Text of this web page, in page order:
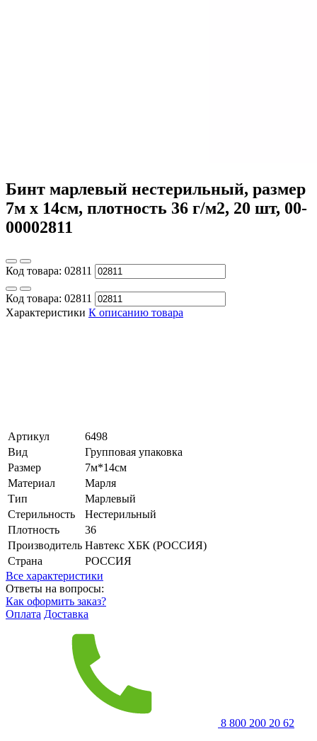
Бинт марлевый нестерильный, размер
7м х 14см, плотность 36 г/м2, 20 шт, 00-
00002811
Код товара: 02811
Код товара: 02811
Характеристики К описанию товара
Артикул
6498
Вид
Групповая упаковка
Размер
7м*14см
Материал
Марля
Тип
Марлевый
Стерильность
Нестерильный
Плотность
36
Производитель Навтекс ХБК (РОССИЯ)
Страна
РОССИЯ
Все характеристики
Ответы на вопросы:
Как оформить заказ?
Оплата Доставка
8 800 200 20 62